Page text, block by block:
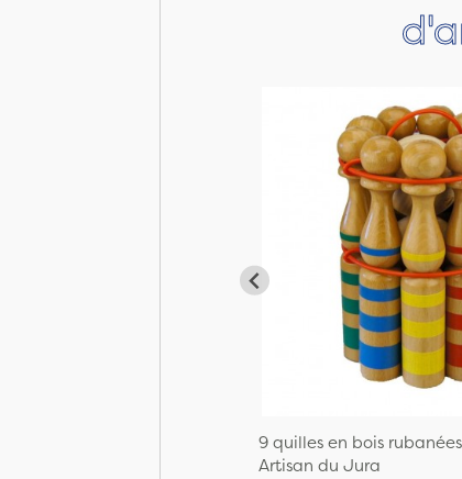
9 quilles en bois
Artisan du Jura